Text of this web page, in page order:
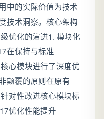
中的实际价值为技术
技术洞察。核心架构
优化的演进1. 模块化
在保持与标准
心模块进行了深度优
颠覆的原则在原有
对性改进核心模块标
优化性能提升